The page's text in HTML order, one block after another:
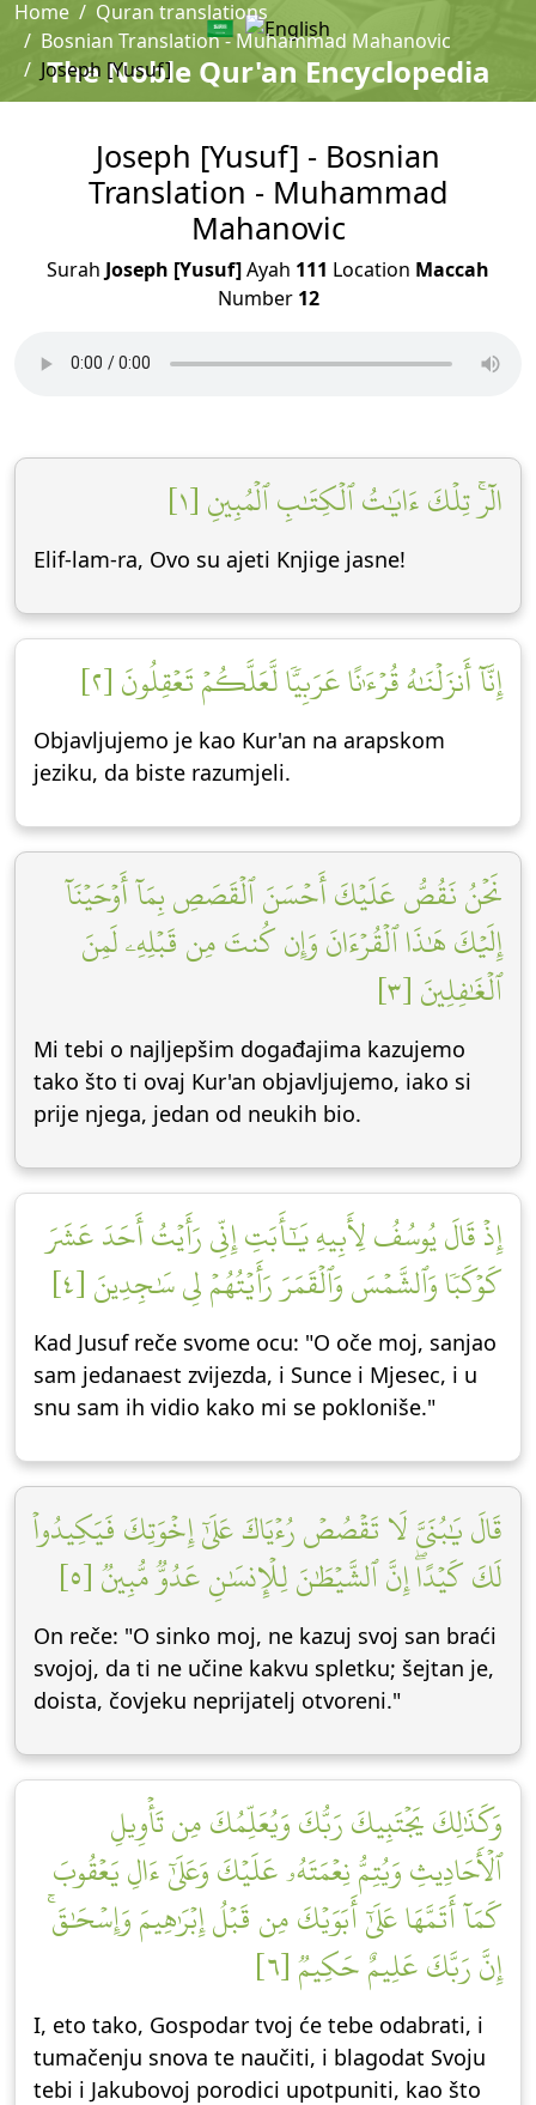
The Noble Qur'an Encyclopedia
Home
Quran translations
Bosnian Translation - Muhammad Mahanovic
Joseph [Yusuf]
Joseph [Yusuf] - Bosnian
Translation - Muhammad
Mahanovic
Surah Joseph [Yusuf]Ayah 111 Location Maccah
Number 12
الٓرۚ تِلۡكَ ءَايَٰتُ ٱلۡكِتَٰبِ ٱلۡمُبِينِ [١]
Elif-lam-ra, Ovo su ajeti Knjige jasne!
إِنَّآ أَنزَلۡنَٰهُ قُرۡءَٰنًا عَرَبِيّٗا لَّعَلَّكُمۡ تَعۡقِلُونَ [٢]
Objavljujemo je kao Kur'an na arapskom
jeziku, da biste razumjeli.
نَحۡنُ نَقُصُّ عَلَيۡكَ أَحۡسَنَ ٱلۡقَصَصِ بِمَآ أَوۡحَيۡنَآ
إِلَيۡكَ هَٰذَا ٱلۡقُرۡءَانَ وَإِن كُنتَ مِن قَبۡلِهِۦ لَمِنَ
ٱلۡغَٰفِلِينَ [٣]
Mi tebi o najljepšim događajima kazujemo
tako što ti ovaj Kur'an objavljujemo, iako si
prije njega, jedan od neukih bio.
إِذۡ قَالَ يُوسُفُ لِأَبِيهِ يَٰٓأَبَتِ إِنِّي رَأَيۡتُ أَحَدَ عَشَرَ
كَوۡكَبٗا وَٱلشَّمۡسَ وَٱلۡقَمَرَ رَأَيۡتُهُمۡ لِي سَٰجِدِينَ [٤]
Kad Jusuf reče svome ocu: "O oče moj, sanjao
sam jedanaest zvijezda, i Sunce i Mjesec, i u
snu sam ih vidio kako mi se pokloniše."
قَالَ يَٰبُنَيَّ لَا تَقۡصُصۡ رُءۡيَاكَ عَلَىٰٓ إِخۡوَتِكَ فَيَكِيدُواْ
لَكَ كَيۡدًاۖ إِنَّ ٱلشَّيۡطَٰنَ لِلۡإِنسَٰنِ عَدُوّٞ مُّبِينٞ [٥]
On reče: "O sinko moj, ne kazuj svoj san braći
svojoj, da ti ne učine kakvu spletku; šejtan je,
doista, čovjeku neprijatelj otvoreni."
وَكَذَٰلِكَ يَجۡتَبِيكَ رَبُّكَ وَيُعَلِّمُكَ مِن تَأۡوِيلِ
ٱلۡأَحَادِيثِ وَيُتِمُّ نِعۡمَتَهُۥ عَلَيۡكَ وَعَلَىٰٓ ءَالِ يَعۡقُوبَ
كَمَآ أَتَمَّهَا عَلَىٰٓ أَبَوَيۡكَ مِن قَبۡلُ إِبۡرَٰهِيمَ وَإِسۡحَٰقَۚ
إِنَّ رَبَّكَ عَلِيمٌ حَكِيمٞ [٦]
I, eto tako, Gospodar tvoj će tebe odabrati, i
tumačenju snova te naučiti, i blagodat Svoju
tebi i Jakubovoj porodici upotpuniti, kao što